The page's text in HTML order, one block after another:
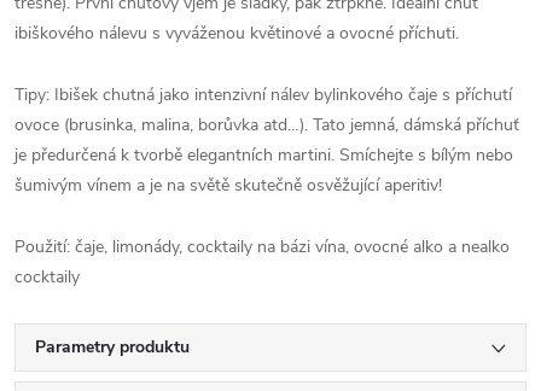
ibiškového nálevu s vyváženou květinové a ovocné příchuti.
Tipy: Ibišek chutná jako intenzivní nálev bylinkového čaje s příchutí
ovoce (brusinka, malina, borůvka atd…). Tato jemná, dámská příchuť
je předurčená k tvorbě elegantních martini. Smíchejte s bílým nebo
šumivým vínem a je na světě skutečně osvěžující aperitiv!
Použití: čaje, limonády, cocktaily na bázi vína, ovocné alko a nealko
cocktaily
Parametry produktu